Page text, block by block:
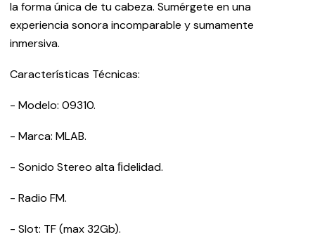
la forma única de tu cabeza. Sumérgete en una
experiencia sonora incomparable y sumamente
inmersiva.
Características Técnicas:
- Modelo: 09310.
- Marca: MLAB.
- Sonido Stereo alta ﬁdelidad.
- Radio FM.
- Slot: TF (max 32Gb).